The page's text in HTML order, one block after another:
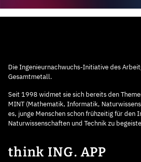
Die Ingenieurnachwuchs-Initiative des
Gesamtmetall.
Seit 1998 widmet sie sich bereits den
MINT (Mathematik, Informatik,
es, junge Menschen schon frühzeitig für den
Naturwissenschaften und Technik zu
think ING. APP